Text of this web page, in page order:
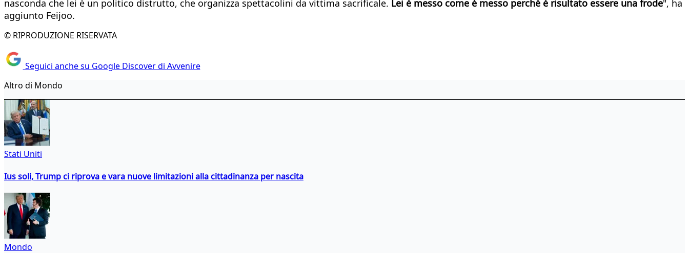
nasconda che lei è un politico distrutto, che organizza spettacolini da vittima sacrificale. Lei è messo come è messo perché è risultato essere una frode", ha
aggiunto Feijoo.
© RIPRODUZIONE RISERVATA
Seguici anche su Google Discover di Avvenire
Altro di Mondo
Stati Uniti
Ius soli, Trump ci riprova e vara nuove limitazioni alla cittadinanza per nascita
Mondo